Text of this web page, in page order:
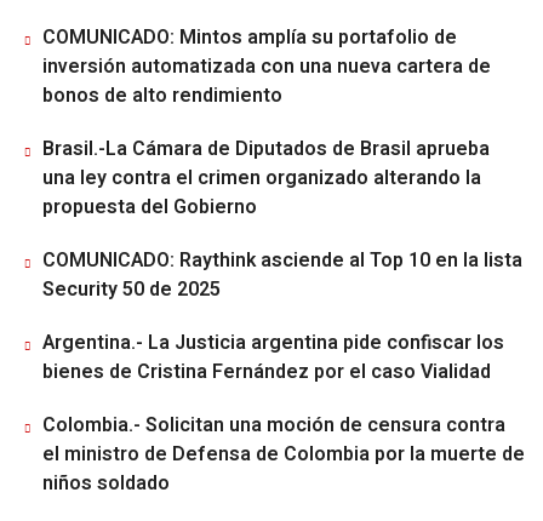
COMUNICADO: Mintos amplía su portafolio de
inversión automatizada con una nueva cartera de
bonos de alto rendimiento
Brasil.-La Cámara de Diputados de Brasil aprueba
una ley contra el crimen organizado alterando la
propuesta del Gobierno
COMUNICADO: Raythink asciende al Top 10 en la lista
Security 50 de 2025
Argentina.- La Justicia argentina pide confiscar los
bienes de Cristina Fernández por el caso Vialidad
Colombia.- Solicitan una moción de censura contra
el ministro de Defensa de Colombia por la muerte de
niños soldado